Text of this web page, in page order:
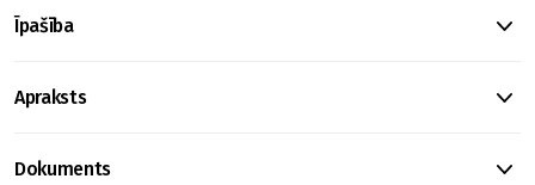
Īpašība
Apraksts
Dokuments